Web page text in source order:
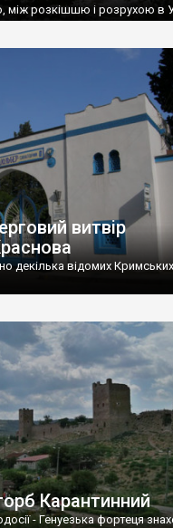
між розкішшю і розрухою в
витвір
декілька відомих Кримських
Карантинний
- Генуезька фортеця